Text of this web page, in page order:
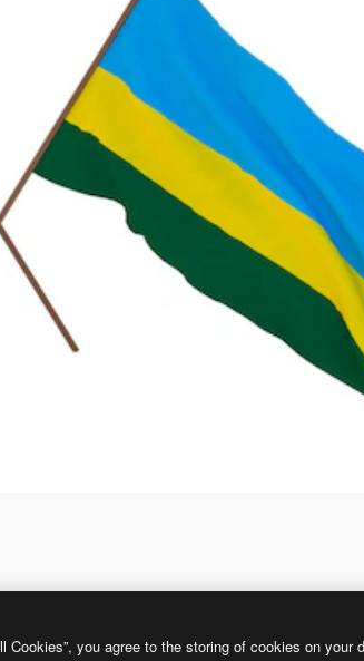
Cookies”, you agree to the storing of cookies on your